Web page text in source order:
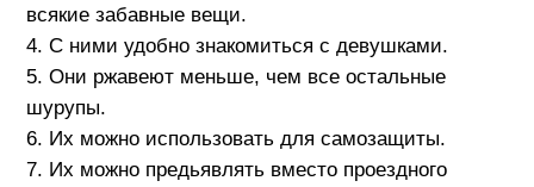
всякие забавные вещи.
4. С ними удобно знакомиться с девушками.
5. Они ржавеют меньше, чем все остальные
шурупы.
6. Их можно использовать для самозащиты.
7. Их можно предьявлять вместо проездного